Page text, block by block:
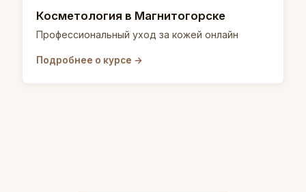
Косметология в Магнитогорске
Профессиональный уход за кожей онлайн
Подробнее о курсе →